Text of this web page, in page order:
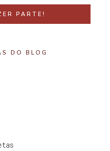
PARTE!
DO BLOG